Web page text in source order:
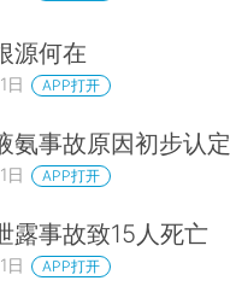
源何在
日 APP打开
氨事故原因初步认定
日 APP打开
露事故致15人死亡
日 APP打开